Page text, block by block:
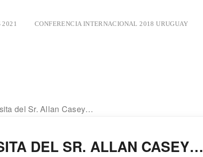
2021 CONFERENCIA INTERNACIONAL 2018 URUGUAY
DEL SR. ALLAN CASEY…